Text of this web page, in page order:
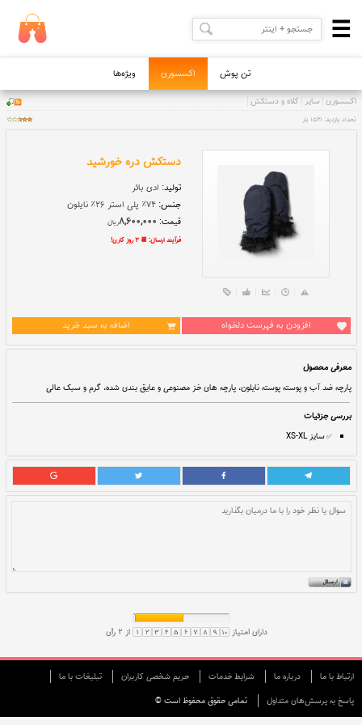
تن پوش اکسسوری ویژه‌ها
تولید:ادی بائر
جنس:۷۴٪ پلی استر ۲۶٪ نایلون
فرآيند ارسال: 📆 ۳ روز کاری!
ارتباط با ما درباره ما شرایط خدمات حريم شخصی كاربران
تبليغات با ما
پاسخ به پرسش‌های متداول
تمامی حقوق محفوظ است ©